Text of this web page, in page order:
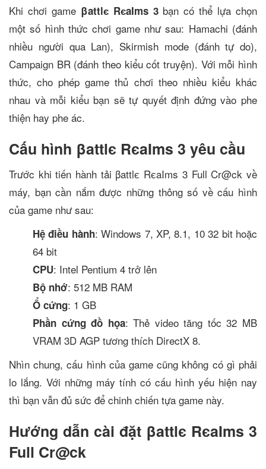
Khi chơi game βattlє RєaIms 3 bạn có thể lựa chọn
một số hình thức chơi game như sau: Hamachi (đánh
nhiều người qua Lan), Skirmish mode (đánh tự do),
Campaign BR (đánh theo kiểu cốt truyện). Với mỗi hình
thức, cho phép game thủ chơi theo nhiều kiểu khác
nhau và mỗi kiểu bạn sẽ tự quyết định đứng vào phe
thiện hay phe ác.
Cấu hình βattlє RєaIms 3 yêu cầu
Trước khi tiến hành tải βattlє RєaIms 3 Full Cr@ck về
máy, bạn cần nắm được những thông số về cấu hình
của game như sau:
Hệ điều hành: Windows 7, XP, 8.1, 10 32 bit hoặc
64 bit
CPU: Intel Pentium 4 trở lên
Bộ nhớ: 512 MB RAM
Ổ cứng: 1 GB
Phần cứng đồ họa: Thẻ video tăng tốc 32 MB
VRAM 3D AGP tương thích DirectX 8.
Nhìn chung, cấu hình của game cũng không có gì phải
lo lắng. Với những máy tính có cấu hình yếu hiện nay
thì bạn vẫn đủ sức để chinh chiến tựa game này.
Hướng dẫn cài đặt βattlє RєaIms 3
Full Cr@ck